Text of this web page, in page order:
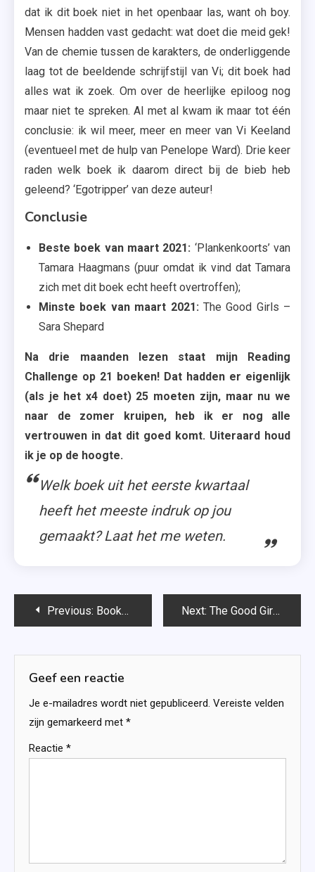
dat ik dit boek niet in het openbaar las, want oh boy.
Mensen hadden vast gedacht: wat doet die meid gek!
Van de chemie tussen de karakters, de onderliggende
laag tot de beeldende schrijfstijl van Vi; dit boek had
alles wat ik zoek. Om over de heerlijke epiloog nog
maar niet te spreken. Al met al kwam ik maar tot één
conclusie: ik wil meer, meer en meer van Vi Keeland
(eventueel met de hulp van Penelope Ward). Drie keer
raden welk boek ik daarom direct bij de bieb heb
geleend? ‘Egotripper’ van deze auteur!
Conclusie
Beste boek van maart 2021: ‘Plankenkoorts’ van
Tamara Haagmans (puur omdat ik vind dat Tamara
zich met dit boek echt heeft overtroffen);
Minste boek van maart 2021: The Good Girls –
Sara Shepard
Na drie maanden lezen staat mijn Reading
Challenge op 21 boeken! Dat hadden er eigenlijk
(als je het x4 doet) 25 moeten zijn, maar nu we
naar de zomer kruipen, heb ik er nog alle
vertrouwen in dat dit goed komt. Uiteraard houd
ik je op de hoogte.
Welk boek uit het eerste kwartaal
heeft het meeste indruk op jou
gemaakt? Laat het me weten.
Bericht
Previous: Bookhaul maart 2021 Next: The Good Girls (The Perfectionists #2) – Sara Shepard
Geef een reactie
Je e-mailadres wordt niet gepubliceerd. Vereiste velden
zijn gemarkeerd met *
Reactie *